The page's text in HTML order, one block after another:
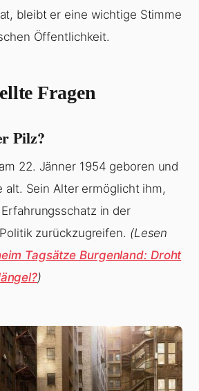
bleibt er eine wichtige Stimme
Öffentlichkeit.
Fragen
Pilz?
22. Jänner 1954 geboren und
alt. Sein Alter ermöglicht ihm,
in der
zurückzugreifen. (Lesen
Tagsätze Burgenland: Droht
)